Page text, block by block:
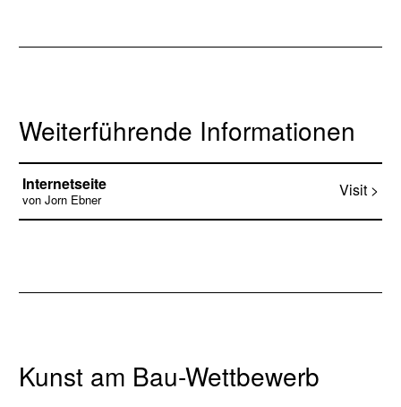
Weiterführende Informationen
Internetseite
von Jorn Ebner
Visit >
Kunst am Bau-Wettbewerb